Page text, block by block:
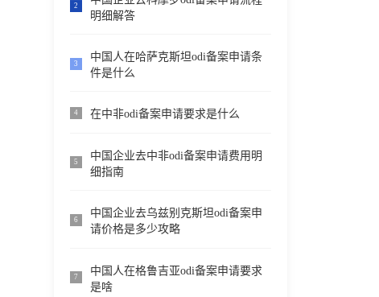
2
明细解答
3
中国人在哈萨克斯坦odi备案申请条
件是什么
4 在中非odi备案申请要求是什么
5
中国企业去中非odi备案申请费用明
细指南
6
中国企业去乌兹别克斯坦odi备案申
请价格是多少攻略
7
中国人在格鲁吉亚odi备案申请要求
是啥